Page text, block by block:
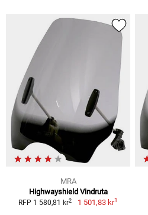
MRA
Highwayshield Vindruta
RFP 1 580,81 kr2 1 501,83 kr1